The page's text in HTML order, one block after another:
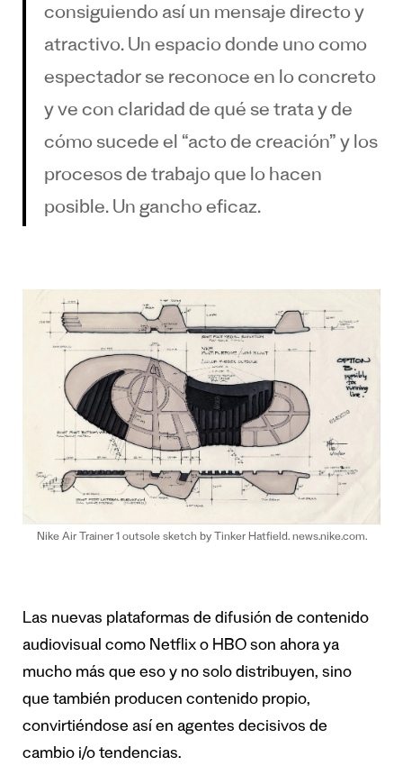
consiguiendo así un mensaje directo y
atractivo. Un espacio donde uno como
espectador se reconoce en lo concreto
y ve con claridad de qué se trata y de
cómo sucede el “acto de creación” y los
procesos de trabajo que lo hacen
posible. Un gancho eficaz.
Nike Air Trainer 1 outsole sketch by Tinker Hatfield. news.nike.com.
Las nuevas plataformas de difusión de contenido
audiovisual como Netflix o HBO son ahora ya
mucho más que eso y no solo distribuyen, sino
que también producen contenido propio,
convirtiéndose así en agentes decisivos de
cambio i/o tendencias.